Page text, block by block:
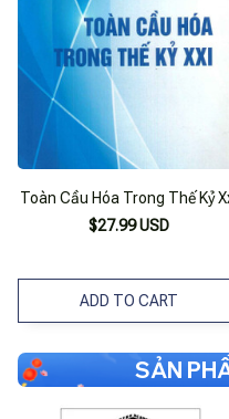
Toàn Cầu Hóa Trong Thế Kỷ
$27.99 USD
ADD TO CART
SẢN